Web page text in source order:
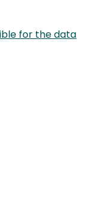
for the data